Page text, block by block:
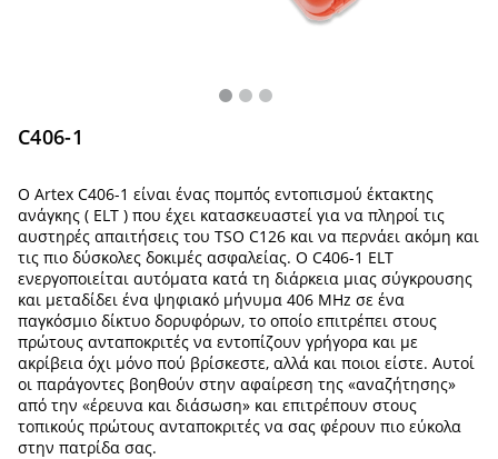
C406-1
Ο Artex C406-1 είναι ένας πομπός εντοπισμού έκτακτης
ανάγκης ( ELT ) που έχει κατασκευαστεί για να πληροί τις
αυστηρές απαιτήσεις του TSO C126 και να περνάει ακόμη και
τις πιο δύσκολες δοκιμές ασφαλείας. Ο C406-1 ELT
ενεργοποιείται αυτόματα κατά τη διάρκεια μιας σύγκρουσης
και μεταδίδει ένα ψηφιακό μήνυμα 406 MHz σε ένα
παγκόσμιο δίκτυο δορυφόρων, το οποίο επιτρέπει στους
πρώτους ανταποκριτές να εντοπίζουν γρήγορα και με
ακρίβεια όχι μόνο πού βρίσκεστε, αλλά και ποιοι είστε. Αυτοί
οι παράγοντες βοηθούν στην αφαίρεση της «αναζήτησης»
από την «έρευνα και διάσωση» και επιτρέπουν στους
τοπικούς πρώτους ανταποκριτές να σας φέρουν πιο εύκολα
στην πατρίδα σας.